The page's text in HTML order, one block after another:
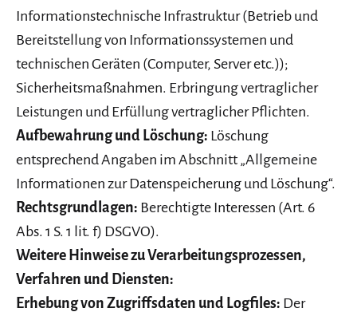
Informationstechnische Infrastruktur (Betrieb und
Bereitstellung von Informationssystemen und
technischen Geräten (Computer, Server etc.));
Sicherheitsmaßnahmen. Erbringung vertraglicher
Leistungen und Erfüllung vertraglicher Pflichten.
Aufbewahrung und Löschung: Löschung
entsprechend Angaben im Abschnitt „Allgemeine
Informationen zur Datenspeicherung und Löschung“.
Rechtsgrundlagen: Berechtigte Interessen (Art. 6
Abs. 1 S. 1 lit. f) DSGVO).
Weitere Hinweise zu Verarbeitungsprozessen,
Verfahren und Diensten:
Erhebung von Zugriffsdaten und Logfiles: Der